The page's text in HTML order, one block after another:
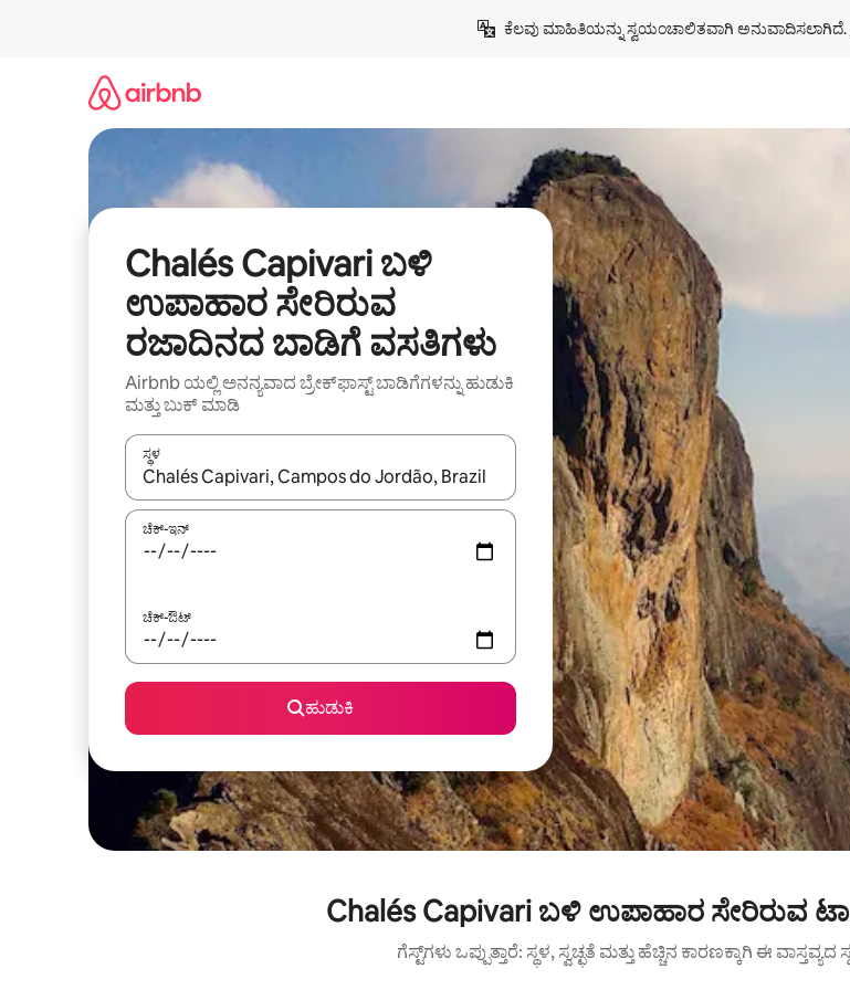
ಕೆಲವು ಮಾಹಿತಿಯನ್ನು ಸ್ವಯಂಚಾಲಿತವಾಗಿ ಅನುವಾದಿಸಲಾಗಿದೆ.
Chalés Capivari ಬಳಿ
ಉಪಾಹಾರ ಸೇರಿರುವ
ರಜಾದಿನದ ಬಾಡಿಗೆ ವಸತಿಗಳು
Airbnb ಯಲ್ಲಿ ಅನನ್ಯವಾದ ಬ್ರೇಕ್‌ಫಾಸ್ಟ್‌ ಬಾಡಿಗೆಗಳನ್ನು ಹುಡುಕಿ
ಮತ್ತು ಬುಕ್ ಮಾಡಿ
ಸ್ಥಳ
ಫಲಿತಾಂಶಗಳು ಲಭ್ಯವಿರುವಾಗ, ಅಪ್ ಮತ್ತು ಡೌನ್ ಬಾಣದ ಕೀಲಿಗಳೊಂದಿಗೆ ನ್ಯಾವಿಗೇಟ್ ಮಾಡಿ ಅಥವಾ ಸ್ಪರ್ಶ ಅಥವಾ ಸ್ವೈಪ್
ಚೆಕ್-ಇನ್
ಚೆಕ್-ಔಟ್
ಹುಡುಕಿ
Chalés Capivari ಬಳಿ ಉಪಾಹಾರ ಸೇರಿರುವ
ಗೆಸ್ಟ್‌ಗಳು ಒಪ್ಪುತ್ತಾರೆ: ಸ್ಥಳ, ಸ್ವಚ್ಛತೆ ಮತ್ತು ಹೆಚ್ಚಿನ ಕಾರಣಕ್ಕಾಗಿ ಈ